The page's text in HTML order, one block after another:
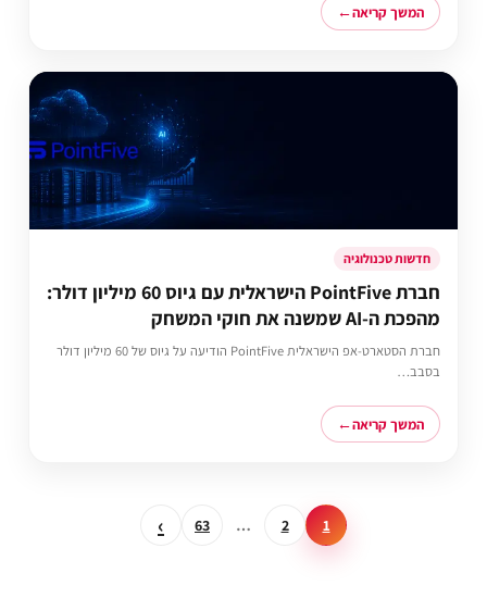
המשך קריאה
חדשות טכנולוגיה
חברת PointFive הישראלית עם גיוס 60 מיליון דולר:
מהפכת ה-AI שמשנה את חוקי המשחק
חברת הסטארט-אפ הישראלית PointFive הודיעה על גיוס של 60 מיליון דולר
בסבב…
המשך קריאה
1
2
…
63
›